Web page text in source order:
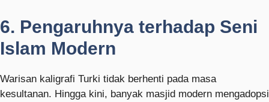
6. Pengaruhnya terhadap Seni
Islam Modern
Warisan kaligrafi Turki tidak berhenti pada masa
kesultanan. Hingga kini, banyak masjid modern mengadopsi